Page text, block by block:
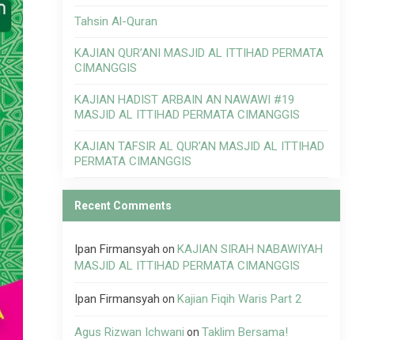
Tahsin Al-Quran
KAJIAN QUR’ANI MASJID AL ITTIHAD PERMATA
CIMANGGIS
KAJIAN HADIST ARBAIN AN NAWAWI #19
MASJID AL ITTIHAD PERMATA CIMANGGIS
KAJIAN TAFSIR AL QUR’AN MASJID AL ITTIHAD
PERMATA CIMANGGIS
Recent Comments
Ipan Firmansyah on KAJIAN SIRAH NABAWIYAH
MASJID AL ITTIHAD PERMATA CIMANGGIS
Ipan Firmansyah on Kajian Fiqih Waris Part 2
Agus Rizwan Ichwani on Taklim Bersama!